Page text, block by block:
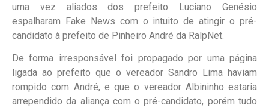
uma vez aliados dos prefeito Luciano Genésio
espalharam Fake News com o intuito de atingir o pré-
candidato à prefeito de Pinheiro André da RalpNet.
De forma irresponsável foi propagado por uma página
ligada ao prefeito que o vereador Sandro Lima haviam
rompido com André, e que o vereador Albininho estaria
arrependido da aliança com o pré-candidato, porém tudo